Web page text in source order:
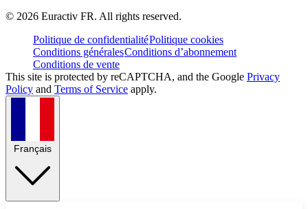
© 2026 Euractiv FR. All rights reserved.
Politique de confidentialitéPolitique cookies
Conditions généralesConditions d’abonnement
Conditions de vente
This site is protected by reCAPTCHA, and the Google Privacy
Policy and Terms of Service apply.
Français